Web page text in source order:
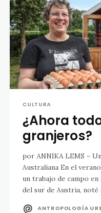
CULTURA
¿Ahora
granjeros?
por ANNIKA LEMS –
Australiana En el verano de 2020, mientras realizaba
un trabajo de campo
del sur de Austria, noté
ANTROPOLOGÍA